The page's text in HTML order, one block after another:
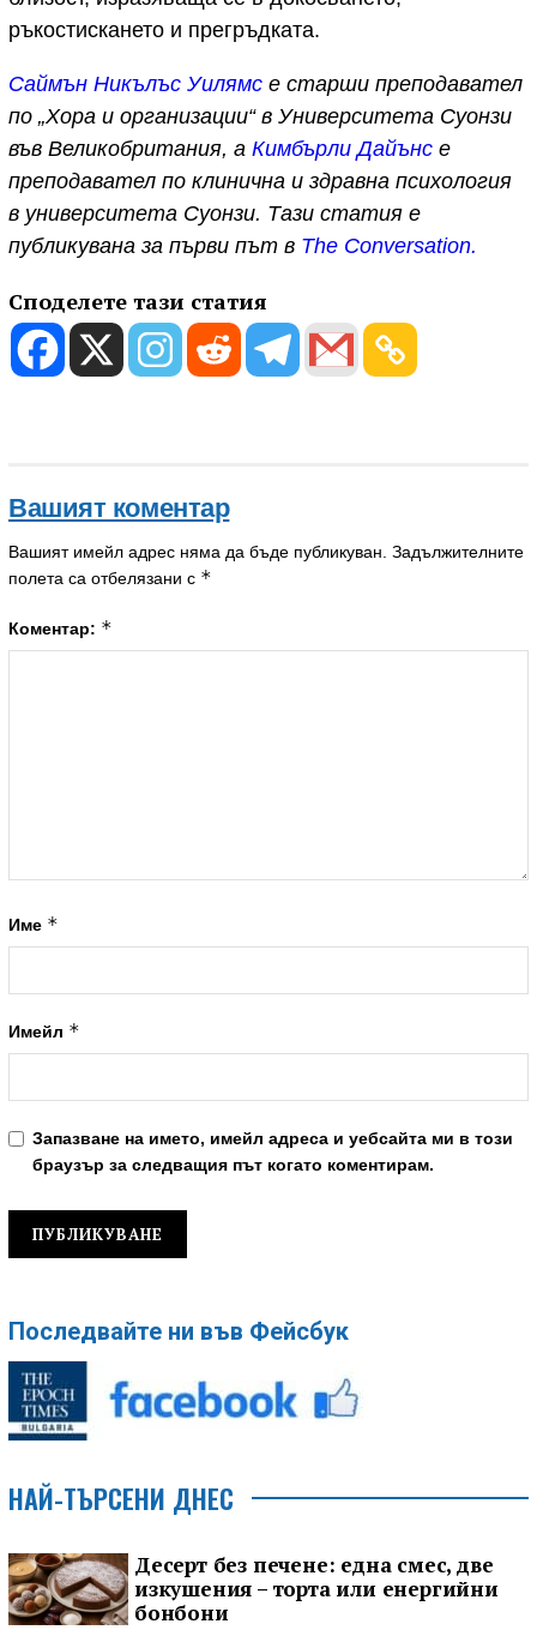
ръкостискането и прегръдката.
Саймън Никълъс Уилямс е старши преподавател
по „Хора и организации“ в Университета Суонзи
във Великобритания, а Кимбърли Дайънс е
преподавател по клинична и здравна психология
в университета Суонзи. Тази статия е
публикувана за първи път в The Conversation.
Споделете тази статия
Вашият коментар
Вашият имейл адрес няма да бъде публикуван. Задължителните
полета са отбелязани с *
Коментар: *
Име *
Имейл *
Запазване на името, имейл адреса и уебсайта ми в този
браузър за следващия път когато коментирам.
Последвайте ни във Фейсбук
НАЙ-ТЪРСЕНИ ДНЕС
Десерт без печене: една смес, две
изкушения – торта или енергийни
бонбони